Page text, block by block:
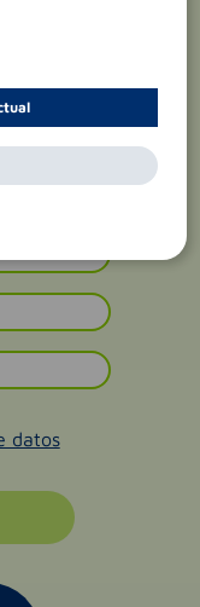
datos